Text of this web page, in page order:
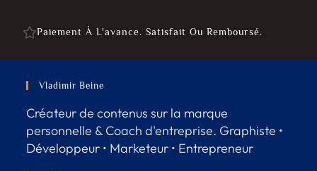
Paiement À L'avance. Satisfait Ou Remboursé.
Vladimir Beine
Créateur de contenus sur la marque
personnelle & Coach d'entreprise. Graphiste •
Développeur • Marketeur • Entrepreneur